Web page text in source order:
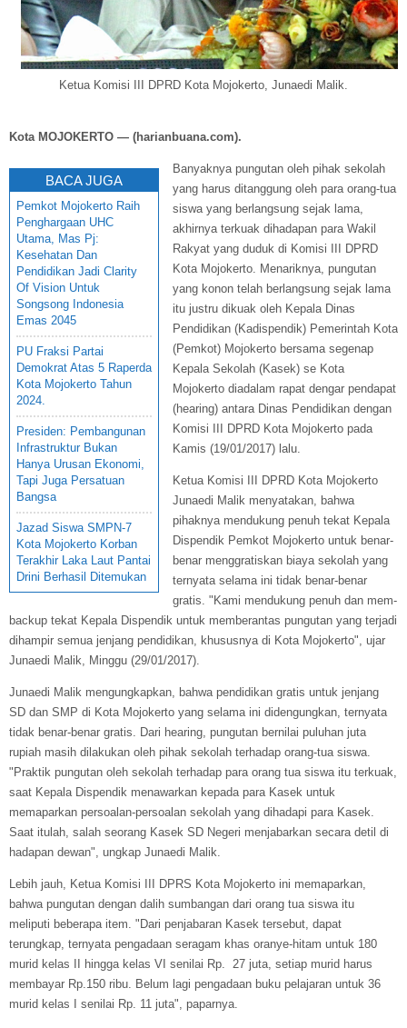
Ketua Komisi III DPRD Kota Mojokerto, Junaedi Malik.
Kota MOJOKERTO — (harianbuana.com).
BACA JUGA
Pemkot Mojokerto Raih
Penghargaan UHC
Utama, Mas Pj:
Kesehatan Dan
Pendidikan Jadi Clarity
Of Vision Untuk
Songsong Indonesia
Emas 2045
PU Fraksi Partai
Demokrat Atas 5 Raperda
Kota Mojokerto Tahun
2024.
Presiden: Pembangunan
Infrastruktur Bukan
Hanya Urusan Ekonomi,
Tapi Juga Persatuan
Bangsa
Jazad Siswa SMPN-7
Kota Mojokerto Korban
Terakhir Laka Laut Pantai
Drini Berhasil Ditemukan
Banyaknya pungutan oleh pihak sekolah
yang harus ditanggung oleh para orang-tua
siswa yang berlangsung sejak lama,
akhirnya terkuak dihadapan para Wakil
Rakyat yang duduk di Komisi III DPRD
Kota Mojokerto. Menariknya, pungutan
yang konon telah berlangsung sejak lama
itu justru dikuak oleh Kepala Dinas
Pendidikan (Kadispendik) Pemerintah Kota
(Pemkot) Mojokerto bersama segenap
Kepala Sekolah (Kasek) se Kota
Mojokerto diadalam rapat dengar pendapat
(hearing) antara Dinas Pendidikan dengan
Komisi III DPRD Kota Mojokerto pada
Kamis (19/01/2017) lalu.
Ketua Komisi III DPRD Kota Mojokerto
Junaedi Malik menyatakan, bahwa
pihaknya mendukung penuh tekat Kepala
Dispendik Pemkot Mojokerto untuk benar-
benar menggratiskan biaya sekolah yang
ternyata selama ini tidak benar-benar
gratis. "Kami mendukung penuh dan mem-
backup tekat Kepala Dispendik untuk memberantas pungutan yang terjadi
dihampir semua jenjang pendidikan, khususnya di Kota Mojokerto", ujar
Junaedi Malik, Minggu (29/01/2017).
Junaedi Malik mengungkapkan, bahwa pendidikan gratis untuk jenjang
SD dan SMP di Kota Mojokerto yang selama ini didengungkan, ternyata
tidak benar-benar gratis. Dari hearing, pungutan bernilai puluhan juta
rupiah masih dilakukan oleh pihak sekolah terhadap orang-tua siswa.
"Praktik pungutan oleh sekolah terhadap para orang tua siswa itu terkuak,
saat Kepala Dispendik menawarkan kepada para Kasek untuk
memaparkan persoalan-persoalan sekolah yang dihadapi para Kasek.
Saat itulah, salah seorang Kasek SD Negeri menjabarkan secara detil di
hadapan dewan", ungkap Junaedi Malik.
Lebih jauh, Ketua Komisi III DPRS Kota Mojokerto ini memaparkan,
bahwa pungutan dengan dalih sumbangan dari orang tua siswa itu
meliputi beberapa item. "Dari penjabaran Kasek tersebut, dapat
terungkap, ternyata pengadaan seragam khas oranye-hitam untuk 180
murid kelas II hingga kelas VI senilai Rp. 27 juta, setiap murid harus
membayar Rp.150 ribu. Belum lagi pengadaan buku pelajaran untuk 36
murid kelas I senilai Rp. 11 juta", paparnya.